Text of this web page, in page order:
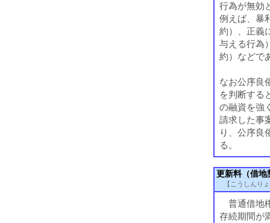
行為が無効
例えば、暴
約）、正義
与える行為
約）などで
なお公序良
を判断する
の融資を強
請求した事
り、公序良
る。
更新料（借地
【こうしんり
普通借地
存続期間が